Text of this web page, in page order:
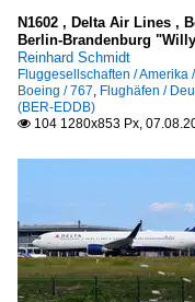
N1602 , Delta Air Lines ,
Berlin-Brandenburg
Reinhard Schmidt
Fluggesellschaften / Amerika
Boeing / 767, Flughäfen /
(BER-EDDB)
 104 1280x853 Px,